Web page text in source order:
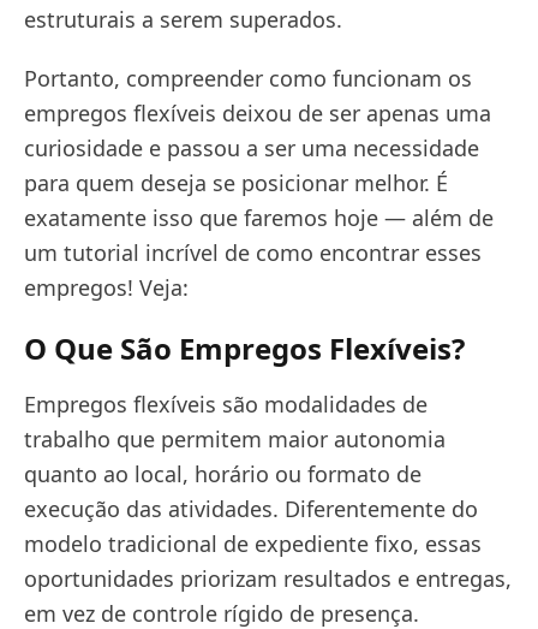
estruturais a serem superados.
Portanto, compreender como funcionam os
empregos flexíveis deixou de ser apenas uma
curiosidade e passou a ser uma necessidade
para quem deseja se posicionar melhor. É
exatamente isso que faremos hoje — além de
um tutorial incrível de como encontrar esses
empregos! Veja:
O Que São Empregos Flexíveis?
Empregos flexíveis são modalidades de
trabalho que permitem maior autonomia
quanto ao local, horário ou formato de
execução das atividades. Diferentemente do
modelo tradicional de expediente fixo, essas
oportunidades priorizam resultados e entregas,
em vez de controle rígido de presença.